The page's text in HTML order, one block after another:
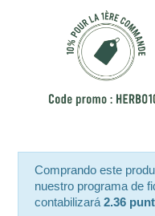
Comprando este
nuestro programa de
contabilizará2.36